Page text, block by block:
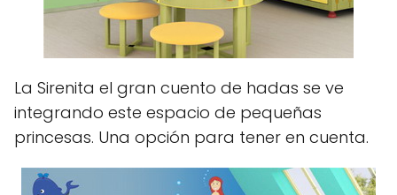
La Sirenita el gran cuento de hadas se ve
integrando este espacio de pequeñas
princesas. Una opción para tener en cuenta.